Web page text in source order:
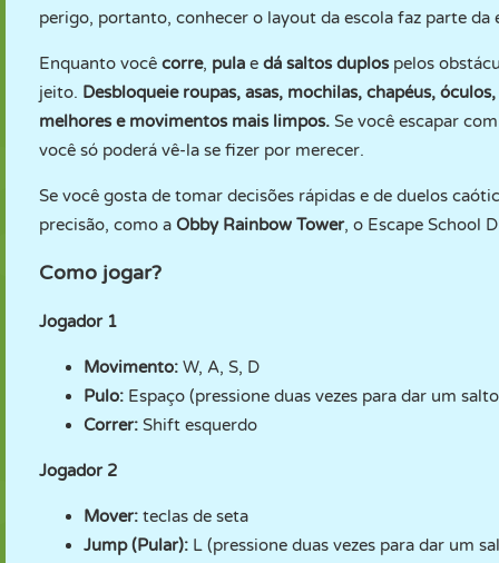
perigo, portanto, conhecer o layout da escola faz parte da
Enquanto você corre, pula e dá saltos duplospelos
jeito. Desbloqueie roupas, asas, mochilas, chapéus,
melhores e movimentos mais limpos. Se você escapar
você só poderá vê-la se fizer por merecer.
Se você gosta de tomar decisões rápidas e de duelos
precisão, como a Obby Rainbow Tower, o Escape School
Como jogar?
Jogador 1
Movimento: W, A, S, D
Pulo: Espaço (pressione duas vezes para dar um
Correr: Shift esquerdo
Jogador 2
Mover: teclas de seta
Jump (Pular): L (pressione duas vezes para dar um